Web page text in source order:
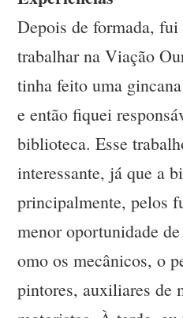
Depois de formada,
trabalhar na Viação
tinha feito uma
e então fiquei
biblioteca. Esse
interessante, já que a
principalmente, pelos
menor oportunidade
omo os mecânicos, o
pintores, auxiliares de